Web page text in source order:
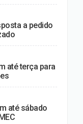
a pedido
até terça para
até sábado